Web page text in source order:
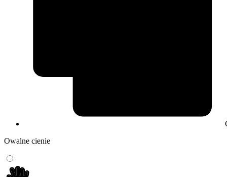
Owalne cienie